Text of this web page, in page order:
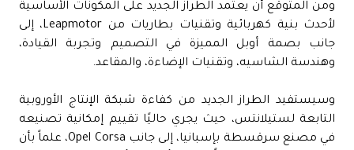
ومن المتوقع أن يعتمد الطراز الجديد على المكونات الأساسية
لأحدث بنية كهربائية وتقنيات بطاريات من Leapmotor، إلى
جانب بصمة أوبل المميزة في التصميم وتجربة القيادة،
وهندسة الشاسيه، وتقنيات الإضاءة، والمقاعد.
وسيستفيد الطراز الجديد من كفاءة شبكة الإنتاج الأوروبية
التابعة لستيلانتس، حيث يجري حاليًا تقييم إمكانية تصنيعه
في مصنع سرقسطة بإسبانيا، إلى جانب Opel Corsa، علماً بأن